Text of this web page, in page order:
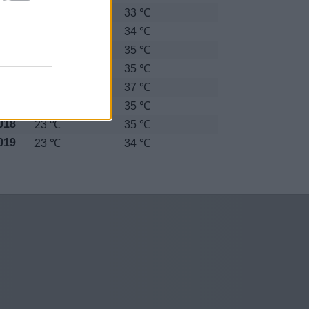
33 ℃
24 ℃
34 ℃
35 ℃
24 ℃
35 ℃
37 ℃
35 ℃
23 ℃
35 ℃
23 ℃ 34 ℃